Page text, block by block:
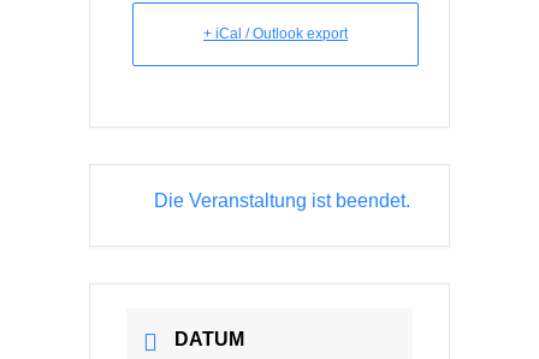
+ iCal / Outlook export
Die Veranstaltung ist beendet.
DATUM